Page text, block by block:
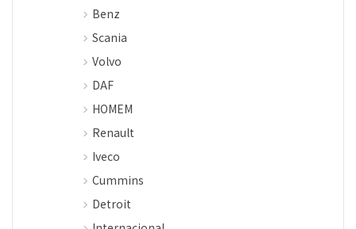
Benz
Scania
Volvo
DAF
HOMEM
Renault
Iveco
Cummins
Detroit